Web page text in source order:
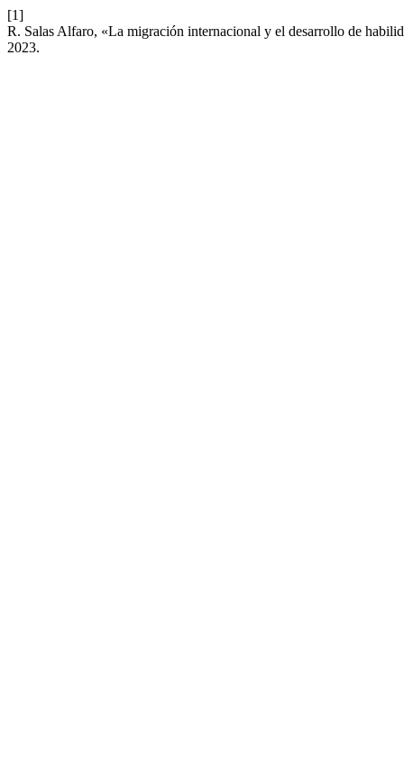
[1]
R. Salas Alfaro, «La migración internacional y el desarrollo de
2023.